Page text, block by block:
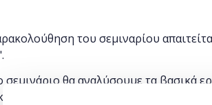
του σεμιναρίου
σεμινάριο θα αναλύσουμε τα βασικά
της JavaScript, η οποία είναι